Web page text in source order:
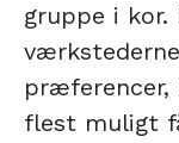
gruppe i kor.
præferencer,
flest muligt